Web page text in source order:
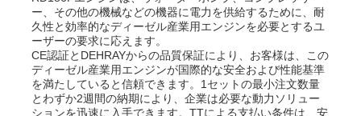
ー、その他の機械などの機器に電力を供給するために、耐
久性と効率的なディーゼル産業用エンジンを必要とするユ
ーザーの要求に応えます。
CE認証とDEHRAYからの品質保証により、お客様は、この
ディーゼル産業用エンジンが国際的な安全および性能基準
を満たしていると信頼できます。1セットの最小注文数量
とわずか2週間の納期により、企業は必要な動力ソリュー
ションを迅速に入手できます。TTによる支払い条件は、安